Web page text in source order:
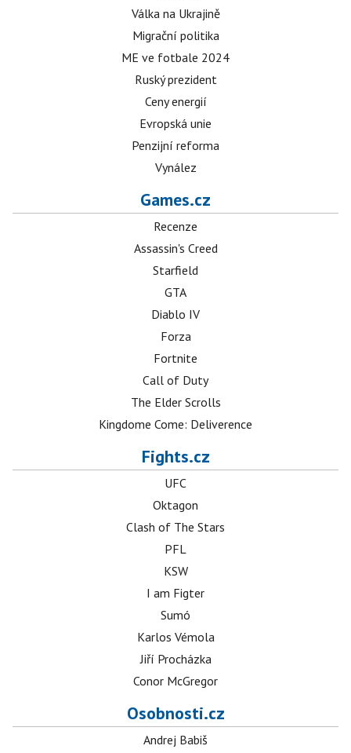
Válka na Ukrajině
Migrační politika
ME ve fotbale 2024
Ruský prezident
Ceny energií
Evropská unie
Penzijní reforma
Vynález
Games.cz
Recenze
Assassin's Creed
Starfield
GTA
Diablo IV
Forza
Fortnite
Call of Duty
The Elder Scrolls
Kingdome Come: Deliverence
Fights.cz
UFC
Oktagon
Clash of The Stars
PFL
KSW
I am Figter
Sumó
Karlos Vémola
Jiří Procházka
Conor McGregor
Osobnosti.cz
Andrej Babiš